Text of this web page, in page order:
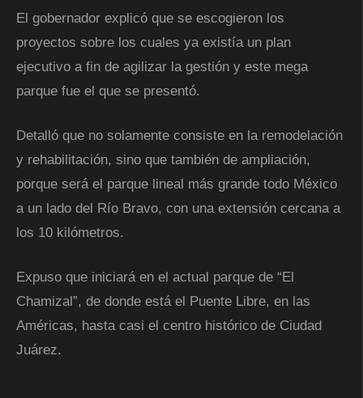
El gobernador explicó que se escogieron los
proyectos sobre los cuales ya existía un plan
ejecutivo a fin de agilizar la gestión y este mega
parque fue el que se presentó.
Detalló que no solamente consiste en la remodelación
y rehabilitación, sino que también de ampliación,
porque será el parque lineal más grande todo México
a un lado del Río Bravo, con una extensión cercana a
los 10 kilómetros.
Expuso que iniciará en el actual parque de “El
Chamizal”, de donde está el Puente Libre, en las
Américas, hasta casi el centro histórico de Ciudad
Juárez.